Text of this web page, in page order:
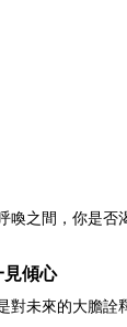
喚之間，你是否
見傾心
對未來的大膽